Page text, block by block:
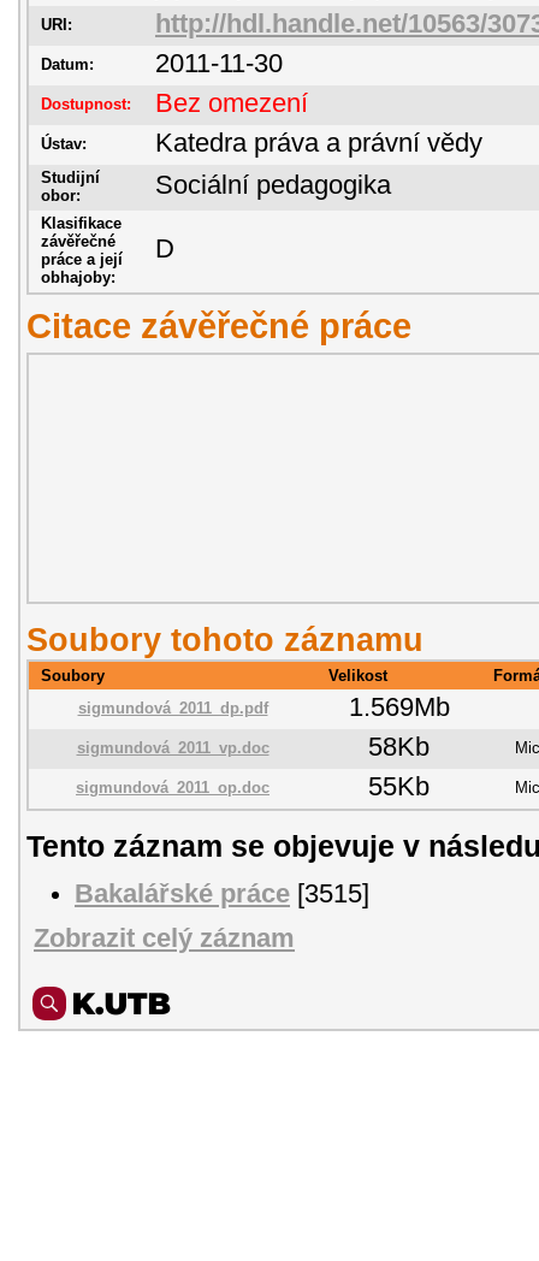
URI: http://hdl.handle.net/10563/
Datum: 2011-11-30
Dostupnost: Bez omezení
Ústav: Katedra práva a právní vědy
Studijní
obor:
Sociální pedagogika
Klasifikace
závěřečné
práce a její
obhajoby:
D
Citace závěřečné práce
Soubory tohoto záznamu
Soubory Velikost
sigmundová_2011_dp.pdf
1.569Mb
sigmundová_2011_vp.doc 58Kb
sigmundová_2011_op.doc 55Kb
Tento záznam se objevuje v
Bakalářské práce [3515]
Zobrazit celý záznam